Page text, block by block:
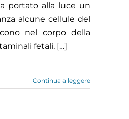
portato alla luce un
alcune cellule del
nel corpo della
fetali, […]
Continua a leggere